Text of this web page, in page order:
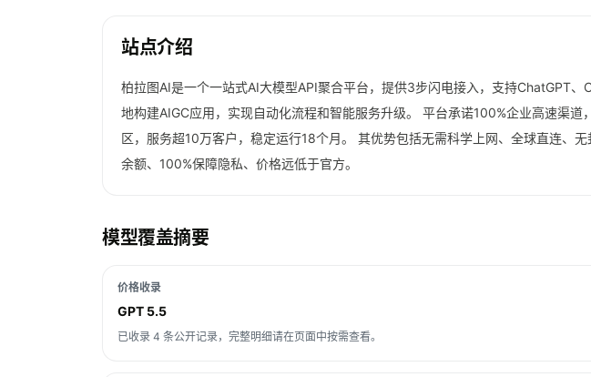
站点介绍
柏拉图AI是一个一站式AI大模型API聚合平台，提供3步闪电接入，支持ChatGPT
地构建AIGC应用，实现自动化流程和智能服务升级。 平台承诺100%企业高速渠
区，服务超10万客户，稳定运行18个月。 其优势包括无需科学上网、全球直连、
余额、100%保障隐私、价格远低于官方。
模型覆盖摘要
价格收录
GPT 5.5
已收录 4 条公开记录，完整明细请在页面中按需查看。